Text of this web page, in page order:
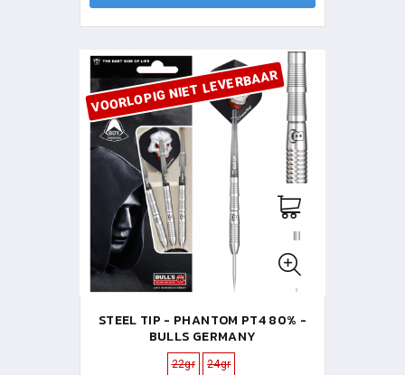
VOORLOPIG NIET LEVERBAAR
STEEL TIP - PHANTOM PT4 80% -
BULLS GERMANY
22gr 24gr